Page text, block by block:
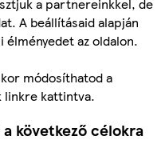
A beállításaid alapján
élményedet az oldalon.
módosíthatod a
linkre kattintva.
következő célokra